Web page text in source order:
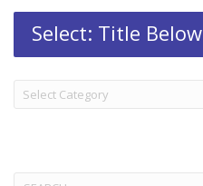
Select: Title Below
Select:
Title
Search